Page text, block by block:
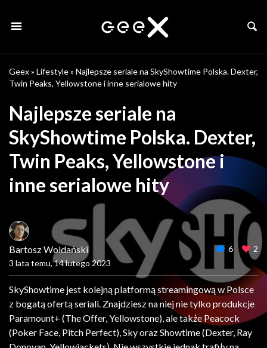
Geex» Lifestyle» Najlepsze seriale na SkyShowtime Polska. Dexter,
Twin Peaks, Yellowstone i inne serialowe hity
Najlepsze seriale na
SkyShowtime Polska. Dexter,
Twin Peaks, Yellowstone i
inne serialowe hity
Bartosz Woldański
3 lata temu, 14 lutego 2023
6 2
SkyShowtime jest kolejną platformą streamingową w Polsce
z bogatą ofertą seriali. Znajdziesz na niej nie tylko produkcje
Paramount+ (The Offer, Yellowstone), ale także Peacock
(Poker Face, Pitch Perfect), Sky oraz Showtime (Dexter, Ray